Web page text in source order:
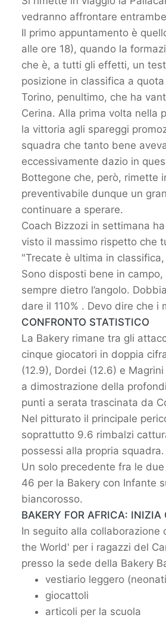
vedranno affrontare
Il primo appuntamento è
alle ore 18), quando la
che è, a tutti gli effetti, un
posizione in classifica a
Torino, penultimo, che ha
Cerina. Alla prima volta nella
la vittoria agli spareggi
squadra che tanto bene
eccessivamente dazio in
Bottegone che, però, rimette
preventivabile dunque un
continuare a sperare.
Coach Bizzozi in settimana
visto il massimo rispetto che
"Trecate è ultima in
Sono disposti bene in
sempre dietro l’angolo.
dare il 110% . Devo dire che
CONFRONTO STATISTICO
La Bakery rimane tra gli
cinque giocatori in doppia
(12.9), Dordei (12.6) e
a dimostrazione della
punti a serata trascinata da
Nel pitturato il principale
soprattutto 9.6 rimbalzi
possessi alla propria squadra.
Un solo precedente fra le
46 per la Bakery con Infante
biancorosso.
BAKERY FOR AFRICA:
In seguito alla collaborazione
the World' per i ragazzi del
presso la sede della Bakery
vestiario leggero
giocattoli
articoli per la scuola